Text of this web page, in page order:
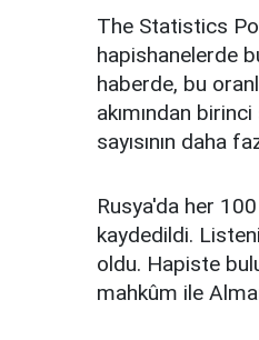
The Statistics
hapishanelerde
haberde, bu
akımından
sayısının daha
Rusya'da her
kaydedildi.
oldu. Hapiste
mahkûm ile